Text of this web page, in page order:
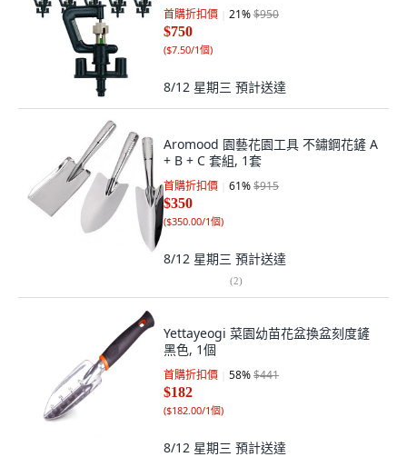
首購折扣價 21%$950
$750
($7.50/1個)
8/12 星期三 預計送達
Aromood 園藝花園工具 不鏽鋼花鏟 A
+ B + C 套組, 1套
首購折扣價 61%$915
$350
($350.00/1個)
8/12 星期三 預計送達
(2)
Yettayeogi 菜園幼苗花盆換盆刻度鏟
黑色, 1個
首購折扣價 58%$441
$182
($182.00/1個)
8/12 星期三 預計送達